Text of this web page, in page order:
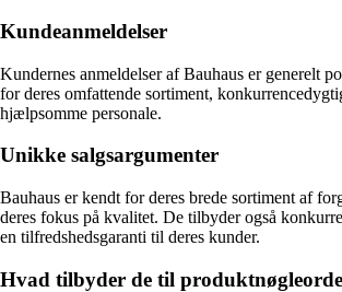
Kundeanmeldelser
Kundernes anmeldelser af Bauhaus er generelt
for deres omfattende sortiment,
hjælpsomme personale.
Unikke salgsargumenter
Bauhaus er kendt for deres brede sortiment af
deres fokus på kvalitet. De tilbyder også
en tilfredshedsgaranti til deres kunder.
Hvad tilbyder de til